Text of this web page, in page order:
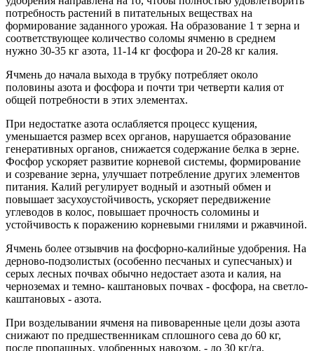
потребность растений в питательных веществах на
формирование заданного урожая. На образование 1 т зерна и
соответствующее количество соломы ячменю в среднем
нужно 30-35 кг азота, 11-14 кг фосфора и 20-28 кг калия.
Ячмень до начала выхода в трубку потребляет около
половины азота и фосфора и почти три четверти калия от
общей потребности в этих элементах.
При недостатке азота ослабляется процесс кущения,
уменьшается размер всех органов, нарушается образование
генеративных органов, снижается содержание белка в зерне.
Фосфор ускоряет развитие корневой системы, формирование
и созревание зерна, улучшает потребление других элементов
питания. Калий регулирует водный и азотный обмен и
повышает засухоустойчивость, ускоряет передвижение
углеводов в колос, повышает прочность соломины и
устойчивость к поражению корневыми гнилями и ржавчиной.
Ячмень более отзывчив на фосфорно-калийные удобрения. На
дерново-подзолистых (особенно песчаных и супесчаных) и
серых лесных почвах обычно недостает азота и калия, на
черноземах и темно- каштановых почвах - фосфора, на светло-
каштановых - азота.
При возделывании ячменя на пивоваренные цели дозы азота
снижают по предшественникам сплошного сева до 60 кг,
после пропашных, удобренных навозом, - до 30 кг/га.